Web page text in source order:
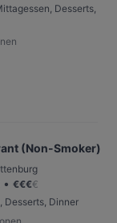
Desserts,
(Non-Smoker)
• €€€€
Desserts, Dinner